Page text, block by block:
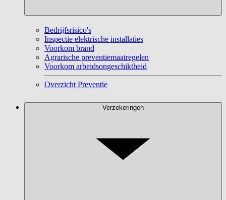
Bedrijfsrisico's
Inspectie elektrische installaties
Voorkom brand
Agrarische preventiemaatregelen
Voorkom arbeidsongeschiktheid
Overzicht Preventie
Verzekeringen